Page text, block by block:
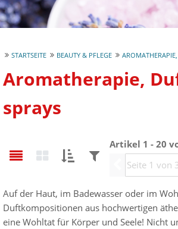
STARTSEITE BEAUTY & PFLEGE
Aromatherapie,
sprays
Artikel 1 - 20
Vorherige
Auf der Haut, im Badewasser oder im
Duftkompositionen aus hochwertigen
eine Wohltat für Körper und Seele! Nicht